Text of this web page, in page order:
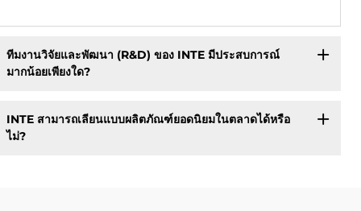
ทีมงานวิจัยและพัฒนา (R&D) ของ INTE มีประสบการณ์
มากน้อยเพียงใด?
INTE สามารถเลียนแบบผลิตภัณฑ์ยอดนิยมในตลาดได้หรือ
ไม่?